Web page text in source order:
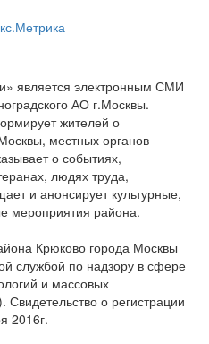
является электронным СМИ
АО г.Москвы.
жителей о
местных органов
о событиях,
людях труда,
и анонсирует культурные,
мероприятия района.
Крюково города Москвы
службой по надзору в сфере
и массовых
о регистрации
2016г.